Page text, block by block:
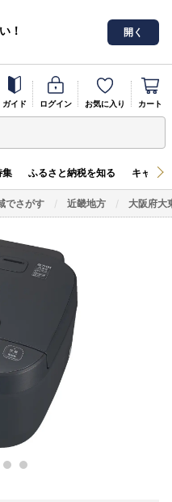
！
開く
ガイド ログイン お気に入り カート
集 ふるさと納税を知る キャン
でさがす 近畿地方 大阪府大